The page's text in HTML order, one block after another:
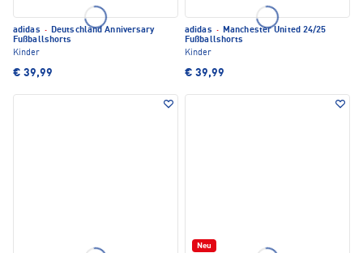
adidas · Deutschland Anniversary
Fußballshorts
Kinder
€ 39,99
adidas · Manchester United 24/25
Fußballshorts
Kinder
€ 39,99
Neu